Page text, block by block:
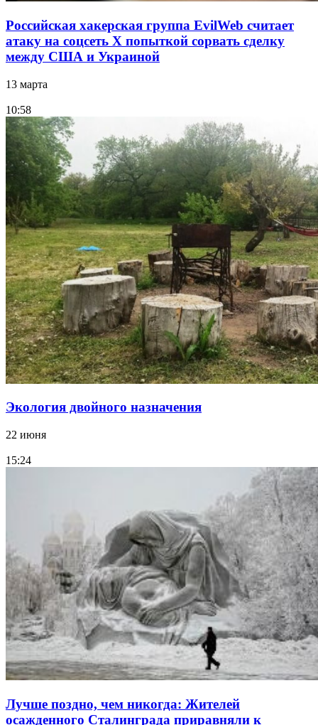
Российская хакерская группа EvilWeb считает
атаку на соцсеть Х попыткой сорвать сделку
между США и Украиной
13 марта
10:58
Экология двойного назначения
22 июня
15:24
Лучше поздно, чем никогда: Жителей
осажденного Сталинграда приравняли к